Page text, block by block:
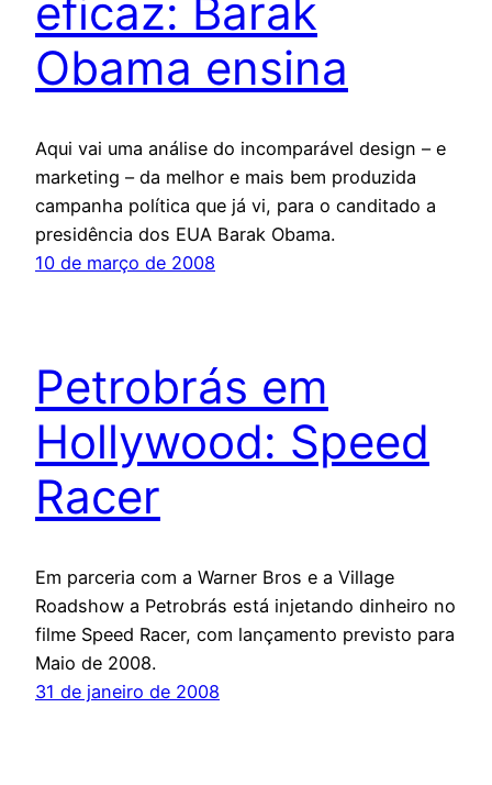
eficaz: Barak
Obama ensina
Aqui vai uma análise do incomparável design – e
marketing – da melhor e mais bem produzida
campanha política que já vi, para o canditado a
presidência dos EUA Barak Obama.
10 de março de 2008
Petrobrás em
Hollywood: Speed
Racer
Em parceria com a Warner Bros e a Village
Roadshow a Petrobrás está injetando dinheiro no
filme Speed Racer, com lançamento previsto para
Maio de 2008.
31 de janeiro de 2008